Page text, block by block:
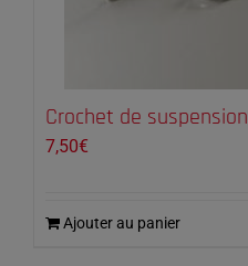
Crochet de suspension
7,50€
Ajouter au panier